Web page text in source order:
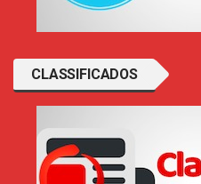
CLASSIFICADOS